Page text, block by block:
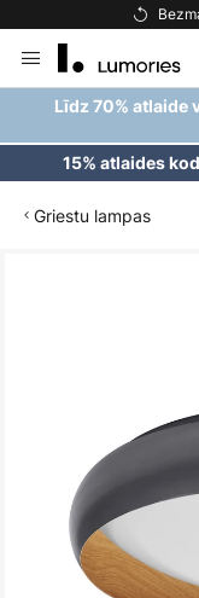
to
Content
Līdz 70% atlaide
15% atlaides
Griestu lampas